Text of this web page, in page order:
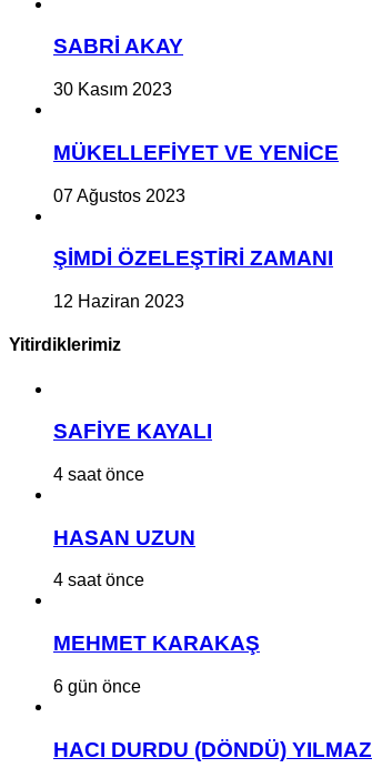
SABRİ AKAY
30 Kasım 2023
MÜKELLEFİYET VE YENİCE
07 Ağustos 2023
ŞİMDİ ÖZELEŞTİRİ ZAMANI
12 Haziran 2023
Yitirdiklerimiz
SAFİYE KAYALI
4 saat önce
HASAN UZUN
4 saat önce
MEHMET KARAKAŞ
6 gün önce
HACI DURDU (DÖNDÜ) YILMAZ